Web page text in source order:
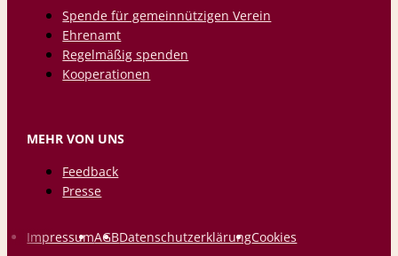
Spende für gemeinnützigen Verein
Ehrenamt
Regelmäßig spenden
Kooperationen
MEHR VON UNS
Feedback
Presse
ImpressumAGBDatenschutzerklärungCookies